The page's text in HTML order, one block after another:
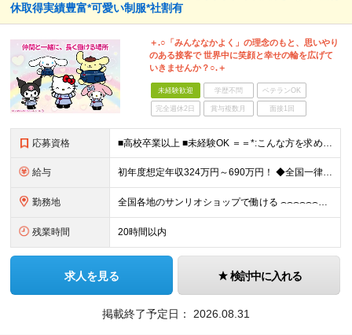
休取得実績豊富*可愛い制服*社割有
＋.○「みんななかよく」の理念のもと、思いやり
のある接客で 世界中に笑顔と幸せの輪を広げて
いきませんか？○.＋
未経験歓迎 学歴不問 ベテランOK
完全週休2日 賞与複数月 面接1回
応募資格 ■高校卒業以上 ■未経験OK ＝＝*:こんな方を求めています！:*＝＝ ・サンリオが好き・可愛いものが好き （「実は最近のキャラクターには詳しくない…」という方も、入社後に少しずつ覚えていければ大丈
給与 初年度想定年収324万円～690万円！ ◆全国一律 月給230,000円～＋賞与＋通勤手当＋役職手当＋時間外手当 《手当充実！》 ＊昇給/年1回 ＊賞与/年2回（7月/12月） ＊通勤手当：交通費
勤務地 全国各地のサンリオショップで働ける ⌢⌢⌢⌢⌢⌢⌢⌢⌢⌢⌢⌢⌢⌢⌢⌢⌢⌢・.☆ ★詳細の勤務地はご本人の希望と面接を通じて決定いたします。 ＼以下の募集店舗は特に積極採用中！！／ ＜東京＞ ◎SA
残業時間 20時間以内
求人を見る 検討中に入れる
掲載終了予定日： 2026.08.31